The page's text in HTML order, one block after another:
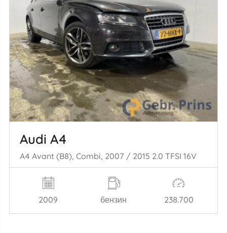
Audi A4
A4 Avant (B8), Combi, 2007 / 2015 2.0 TFSI 16V
2009 бензин 238.700